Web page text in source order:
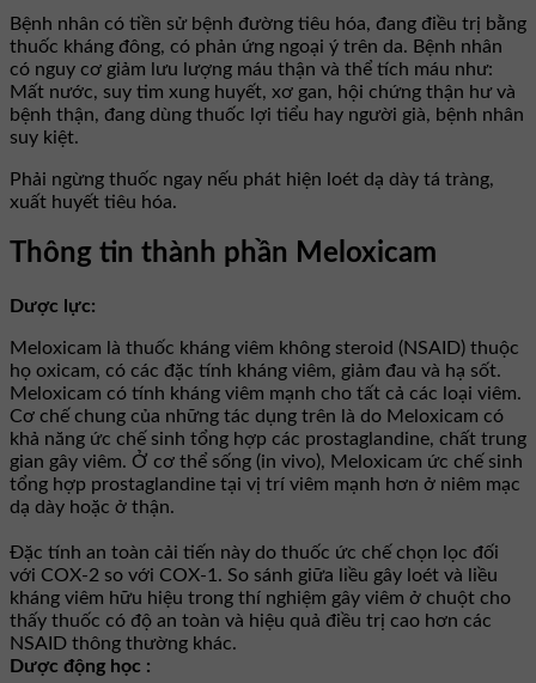
Bệnh nhân có tiền sử bệnh đường tiêu hóa, đang điều trị bằng
thuốc kháng đông, có phản ứng ngoại ý trên da. Bệnh nhân
có nguy cơ giảm lưu lượng máu thận và thể tích máu như:
Mất nước, suy tim xung huyết, xơ gan, hội chứng thận hư và
bệnh thận, đang dùng thuốc lợi tiểu hay người già, bệnh nhân
suy kiệt.
Phải ngừng thuốc ngay nếu phát hiện loét dạ dày tá tràng,
xuất huyết tiêu hóa.
Thông tin thành phần Meloxicam
Dược lực:
Meloxicam là thuốc kháng viêm không steroid (NSAID) thuộc
họ oxicam, có các đặc tính kháng viêm, giảm đau và hạ sốt.
Meloxicam có tính kháng viêm mạnh cho tất cả các loại viêm.
Cơ chế chung của những tác dụng trên là do Meloxicam có
khả năng ức chế sinh tổng hợp các prostaglandine, chất trung
gian gây viêm. Ở cơ thể sống (in vivo), Meloxicam ức chế sinh
tổng hợp prostaglandine tại vị trí viêm mạnh hơn ở niêm mạc
dạ dày hoặc ở thận.
Ðặc tính an toàn cải tiến này do thuốc ức chế chọn lọc đối
với COX-2 so với COX-1. So sánh giữa liều gây loét và liều
kháng viêm hữu hiệu trong thí nghiệm gây viêm ở chuột cho
thấy thuốc có độ an toàn và hiệu quả điều trị cao hơn các
NSAID thông thường khác.
Dược động học :